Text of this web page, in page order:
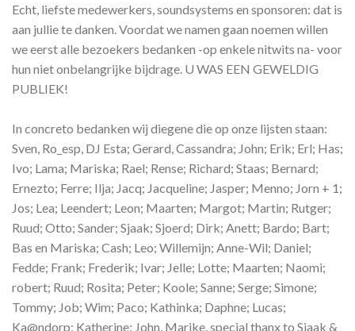
Echt, liefste medewerkers, soundsystems en sponsoren: dat is
aan jullie te danken. Voordat we namen gaan noemen willen
we eerst alle bezoekers bedanken -op enkele nitwits na- voor
hun niet onbelangrijke bijdrage. U WAS EEN GEWELDIG
PUBLIEK!
In concreto bedanken wij diegene die op onze lijsten staan:
Sven, Ro_esp, DJ Esta; Gerard, Cassandra; John; Erik; Erl; Has;
Ivo; Lama; Mariska; Rael; Rense; Richard; Staas; Bernard;
Ernezto; Ferre; Ilja; Jacq; Jacqueline; Jasper; Menno; Jorn + 1;
Jos; Lea; Leendert; Leon; Maarten; Margot; Martin; Rutger;
Ruud; Otto; Sander; Sjaak; Sjoerd; Dirk; Anett; Bardo; Bart;
Bas en Mariska; Cash; Leo; Willemijn; Anne-Wil; Daniel;
Fedde; Frank; Frederik; Ivar; Jelle; Lotte; Maarten; Naomi;
robert; Ruud; Rosita; Peter; Koole; Sanne; Serge; Simone;
Tommy; Job; Wim; Paco; Kathinka; Daphne; Lucas;
Ka@ndorp; Katherine; John, Marike, special thanx to Sjaak &